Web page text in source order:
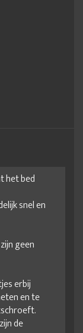
het bed
snel en
geen
erbij
en te
de